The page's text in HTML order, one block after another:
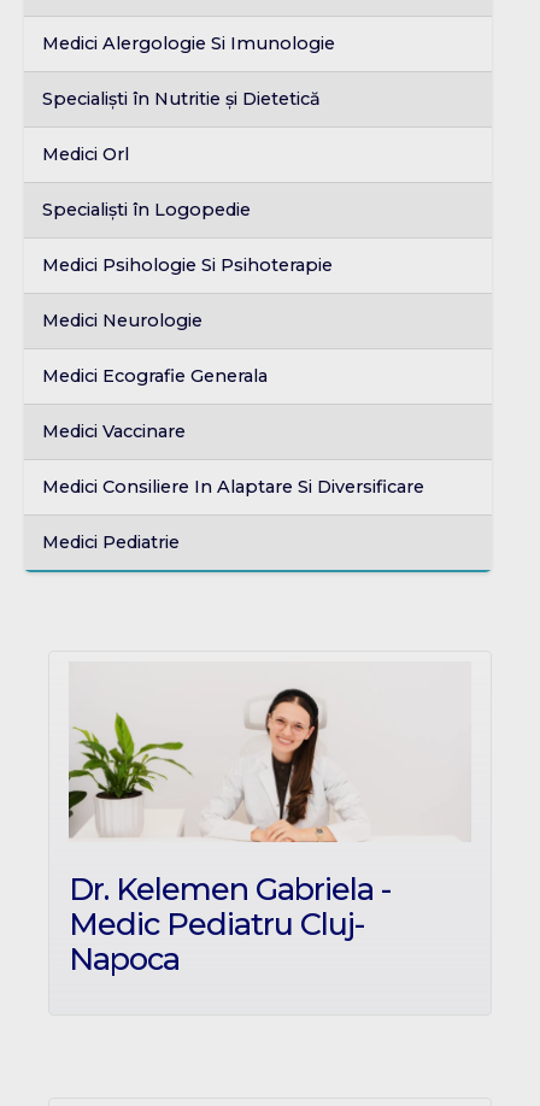
Medici Alergologie Si Imunologie
Specialiști în Nutritie și Dietetică
Medici Orl
Specialiști în Logopedie
Medici Psihologie Si Psihoterapie
Medici Neurologie
Medici Ecografie Generala
Medici Vaccinare
Medici Consiliere In Alaptare Si Diversificare
Medici Pediatrie
Dr. Kelemen Gabriela -
Medic Pediatru Cluj-
Napoca